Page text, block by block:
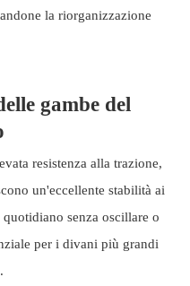
la riorganizzazione
gambe del
resistenza alla trazione,
un'eccellente stabilità ai
senza oscillare o
per i divani più grandi